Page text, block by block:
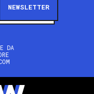
NEWSLETTER
DA